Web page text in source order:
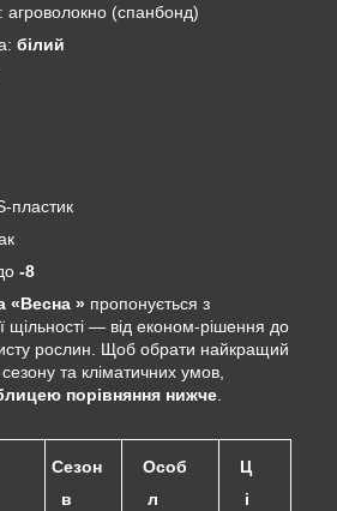
агроволокно (спанбонд)
білий
пластик
-8
«Весна » пропонується з
щільності — від економ-рішення до
рослин. Щоб обрати найкращий
та кліматичних умов,
порівняння нижче
Сезон
в
Особ
л
Ц
і